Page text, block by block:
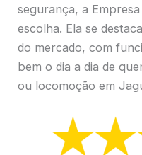
segurança, a
escolha. Ela se
do mercado, com
bem o dia a dia de
ou locomoção em